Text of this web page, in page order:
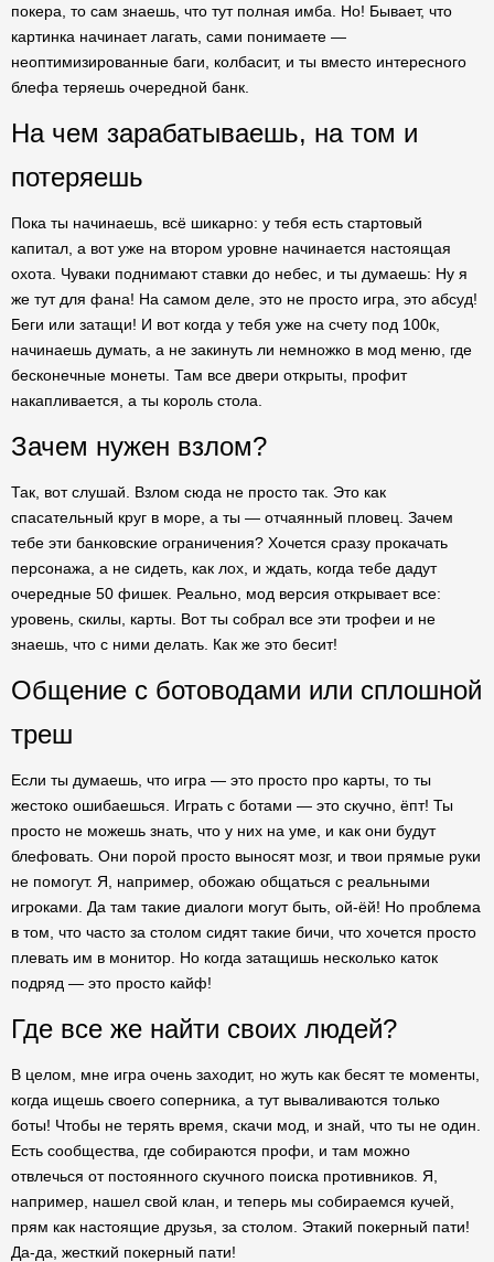
покера, то сам знаешь, что тут полная имба. Но! Бывает, что
картинка начинает лагать, сами понимаете —
неоптимизированные баги, колбасит, и ты вместо интересного
блефа теряешь очередной банк.
На чем зарабатываешь, на том и
потеряешь
Пока ты начинаешь, всё шикарно: у тебя есть стартовый
капитал, а вот уже на втором уровне начинается настоящая
охота. Чуваки поднимают ставки до небес, и ты думаешь: Ну я
же тут для фана! На самом деле, это не просто игра, это абсуд!
Беги или затащи! И вот когда у тебя уже на счету под 100к,
начинаешь думать, а не закинуть ли немножко в мод меню, где
бесконечные монеты. Там все двери открыты, профит
накапливается, а ты король стола.
Зачем нужен взлом?
Так, вот слушай. Взлом сюда не просто так. Это как
спасательный круг в море, а ты — отчаянный пловец. Зачем
тебе эти банковские ограничения? Хочется сразу прокачать
персонажа, а не сидеть, как лох, и ждать, когда тебе дадут
очередные 50 фишек. Реально, мод версия открывает все:
уровень, скилы, карты. Вот ты собрал все эти трофеи и не
знаешь, что с ними делать. Как же это бесит!
Общение с ботоводами или сплошной
треш
Если ты думаешь, что игра — это просто про карты, то ты
жестоко ошибаешься. Играть с ботами — это скучно, ёпт! Ты
просто не можешь знать, что у них на уме, и как они будут
блефовать. Они порой просто выносят мозг, и твои прямые руки
не помогут. Я, например, обожаю общаться с реальными
игроками. Да там такие диалоги могут быть, ой-ёй! Но проблема
в том, что часто за столом сидят такие бичи, что хочется просто
плевать им в монитор. Но когда затащишь несколько каток
подряд — это просто кайф!
Где все же найти своих людей?
В целом, мне игра очень заходит, но жуть как бесят те моменты,
когда ищешь своего соперника, а тут вываливаются только
боты! Чтобы не терять время, скачи мод, и знай, что ты не один.
Есть сообщества, где собираются профи, и там можно
отвлечься от постоянного скучного поиска противников. Я,
например, нашел свой клан, и теперь мы собираемся кучей,
прям как настоящие друзья, за столом. Этакий покерный пати!
Да-да, жесткий покерный пати!